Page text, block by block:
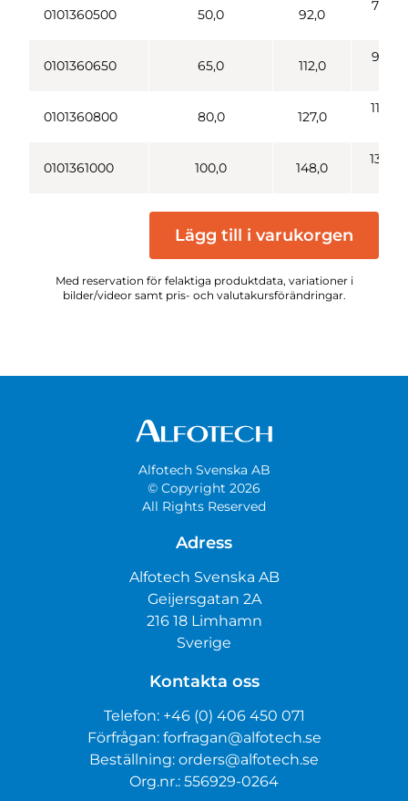
0101360500 50,0 92,0
78,0 x
0101360650 65,0 112,0
95,0 x
0101360800 80,0 127,0
110,0 x
0101361000 100,0 148,0
130,0
Lägg till i varukorgen
Med reservation för felaktiga produktdata, variationer i
bilder/videor samt pris- och valutakursförändringar.
Alfotech Svenska AB
© Copyright 2026
All Rights Reserved
Adress
Alfotech Svenska AB
Geijersgatan 2A
216 18 Limhamn
Sverige
Kontakta oss
Telefon: +46 (0) 406 450 071
Förfrågan: forfragan@alfotech.se
Beställning: orders@alfotech.se
Org.nr.: 556929-0264